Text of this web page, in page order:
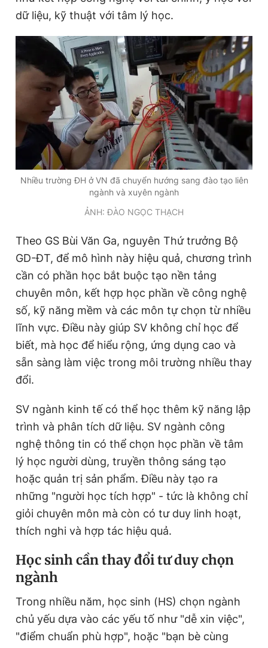
dữ liệu, kỹ thuật với tâm lý học.
Nhiều trường ĐH ở VN đã chuyển hướng sang đào tạo liên
ngành và xuyên ngành
ẢNH: ĐÀO NGỌC THẠCH
Theo GS Bùi Văn Ga, nguyên Thứ trưởng Bộ
GD-ĐT, để mô hình này hiệu quả, chương trình
cần có phần học bắt buộc tạo nền tảng
chuyên môn, kết hợp học phần về công nghệ
số, kỹ năng mềm và các môn tự chọn từ nhiều
lĩnh vực. Điều này giúp SV không chỉ học để
biết, mà học để hiểu rộng, ứng dụng cao và
sẵn sàng làm việc trong môi trường nhiều thay
đổi.
SV ngành kinh tế có thể học thêm kỹ năng lập
trình và phân tích dữ liệu. SV ngành công
nghệ thông tin có thể chọn học phần về tâm
lý học người dùng, truyền thông sáng tạo
hoặc quản trị sản phẩm. Điều này tạo ra
những "người học tích hợp" - tức là không chỉ
giỏi chuyên môn mà còn có tư duy linh hoạt,
thích nghi và hợp tác hiệu quả.
Học sinh cần thay đổi tư duy chọn
ngành
Trong nhiều năm, học sinh (HS) chọn ngành
chủ yếu dựa vào các yếu tố như "dễ xin việc",
"điểm chuẩn phù hợp", hoặc "bạn bè cùng